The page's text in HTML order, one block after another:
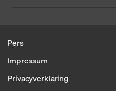
Pers
Impressum
Privacyverklaring